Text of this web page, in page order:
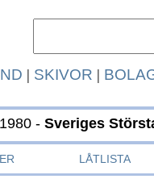
| SKIVOR |
- Sveriges
LÅTLISTA